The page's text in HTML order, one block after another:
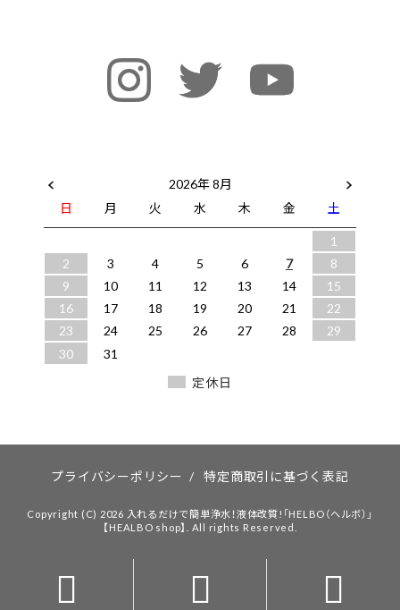
2026年 8月
日
月 火 水 木 金
土
1
2
3 4 5 6 7
8
9
10 11 12 13 14
15
16
17 18 19 20 21
22
23
24 25 26 27 28
29
30
31
定休日
プライバシーポリシー / 特定商取引に基づく表記
Copyright (C) 2026 入れるだけで簡単浄水！液体改質!「HELBO（ヘルボ）」
【HEALBO shop】. All rights Reserved.
  